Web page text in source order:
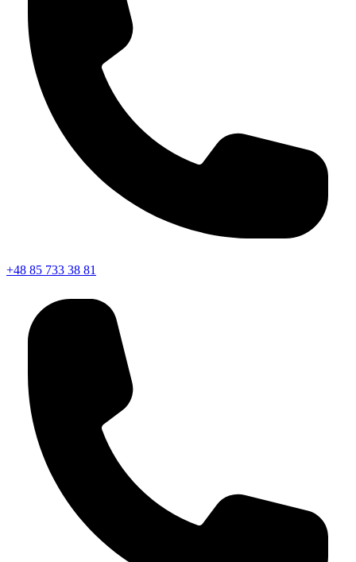
+48 85 733 38 81